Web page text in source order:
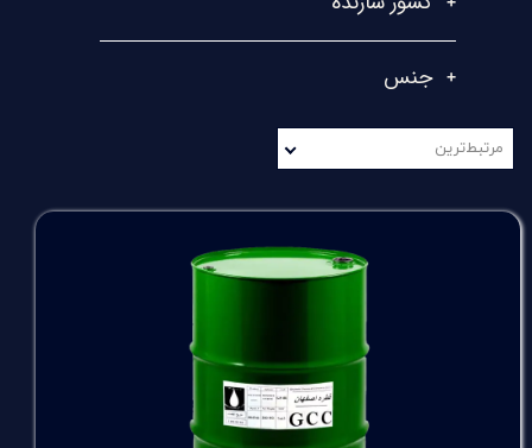
جنس
مرتبط‌ترین